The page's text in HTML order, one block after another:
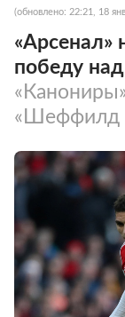
(обновлено: 22:21, 18
«Арсенал»
победу
«Шеффилд